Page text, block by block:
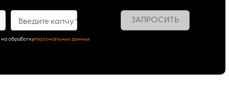
Введите капчу* ЗАПРОСИТЬ
на обработкуперсональных данных